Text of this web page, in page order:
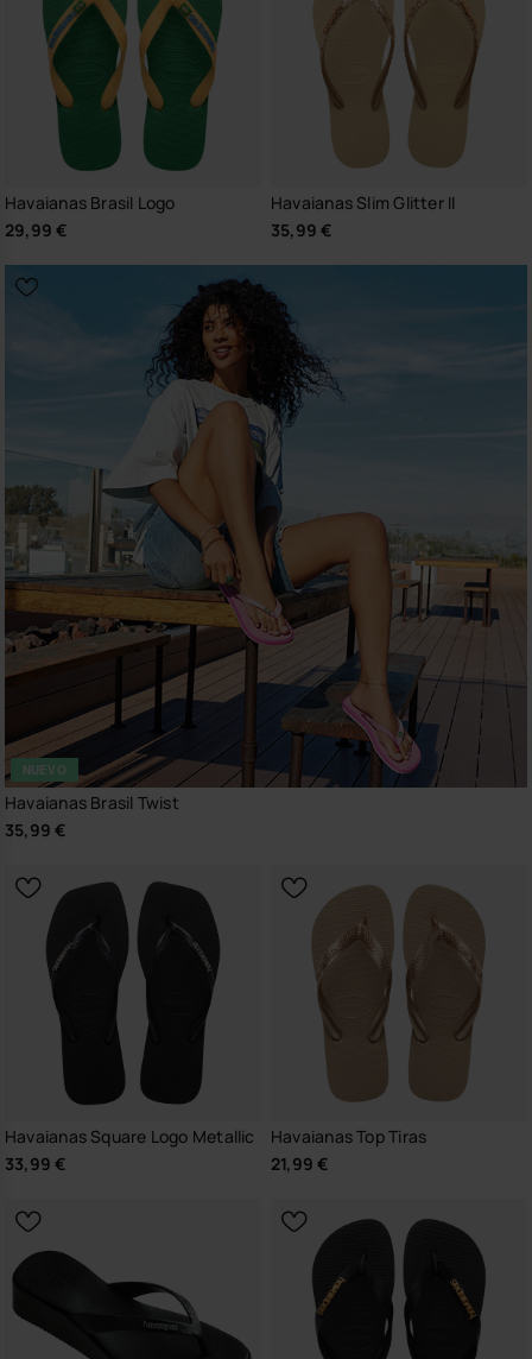
Havaianas Brasil Logo
29,99 €
Havaianas Slim Glitter II
35,99 €
NUEVO
Havaianas Brasil Twist
35,99 €
Havaianas Square Logo Metallic
33,99 €
Havaianas Top Tiras
21,99 €